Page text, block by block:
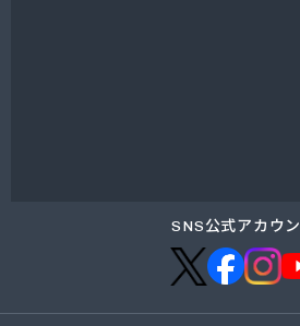
有限会社綿谷プロパン商会
廣島エルピーガスターミナル株式
SNS公式アカウ